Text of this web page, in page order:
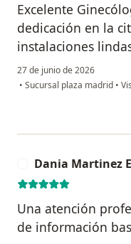
Excelente
dedicación en la
instalaciones
27 de junio de 2026
• Sucursal plaza madrid •
Dania Martinez
Una atención
de información